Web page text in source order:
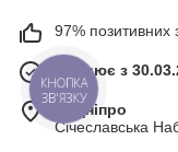
97% позитивних
Працює з
м. Дніпро
Січеславська
КНОПКА
ЗВ'ЯЗКУ